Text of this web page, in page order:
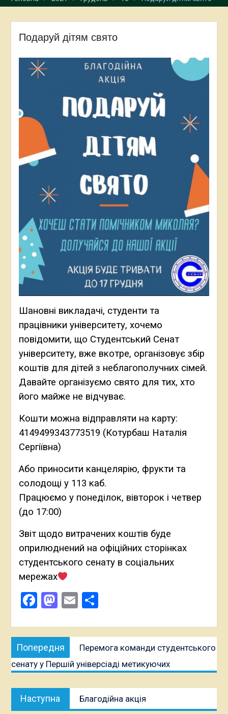
Подаруй дітям свято
Шановні викладачі, студенти та
працівники університету, хочемо
повідомити, що Студентський Cенат
університету, вже вкотре, організовує збір
коштів для дітей з неблагополучних сімей.
Давайте організуємо свято для тих, хто
його майже не відчуває.
Кошти можна відправляти на карту:
4149499343773519 (Котурбаш Наталія
Сергіївна)
Або приносити канцелярію, фрукти та
солодощі у 113 каб.
Працюємо у понеділок, вівторок і четвер
(до 17:00)
Звіт щодо витрачених коштів буде
оприлюднений на офіційних сторінках
студентського сенату в соціальних
мережах
Facebook
Mastodon
EmailПоділитися
Навігація
записів
Попередня
публікація:
Перемога команди студентського
сенату у Першій універсіаді метикуючих
Наступна
публікація:
Благодійна акція